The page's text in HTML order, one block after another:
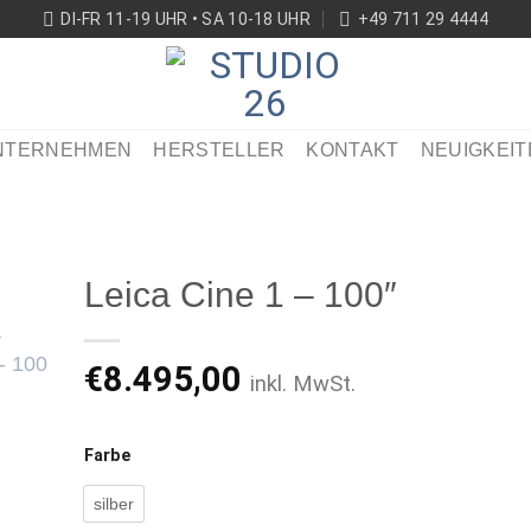
DI-FR 11-19 UHR • SA 10-18 UHR +49 711 29 4444
HERSTELLER KONTAKT
Leica Cine 1 – 100″
€8.495,00 inkl. MwSt.
Farbe
silber